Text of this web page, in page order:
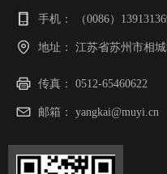
手机： （0086）
地址： 江苏省苏州市相
传真： 0512-65460622
邮箱： yangkai@muyi.cn